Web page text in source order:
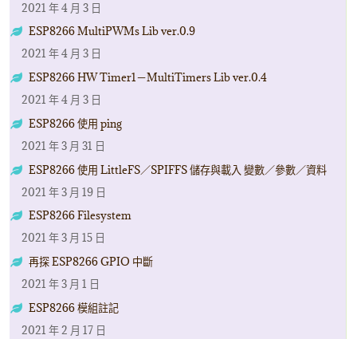
2021 年 4 月 3 日
ESP8266 MultiPWMs Lib ver.0.9
2021 年 4 月 3 日
ESP8266 HW Timer1－MultiTimers Lib ver.0.4
2021 年 4 月 3 日
ESP8266 使用 ping
2021 年 3 月 31 日
ESP8266 使用 LittleFS／SPIFFS 儲存與載入 變數／參數／資料
2021 年 3 月 19 日
ESP8266 Filesystem
2021 年 3 月 15 日
再探 ESP8266 GPIO 中斷
2021 年 3 月 1 日
ESP8266 模組註記
2021 年 2 月 17 日